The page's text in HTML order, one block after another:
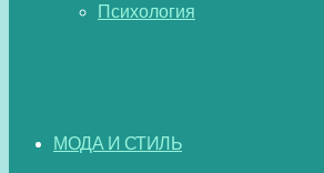
Психология
МОДА И СТИЛЬ